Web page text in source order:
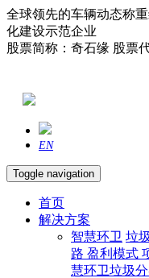
全球领先的车辆动态称
化建设示范企业
股票简称：奇石缘 股票
EN
Toggle navigation
首页
解决方案
智慧环卫 垃
路 盈利模式
慧环卫垃圾